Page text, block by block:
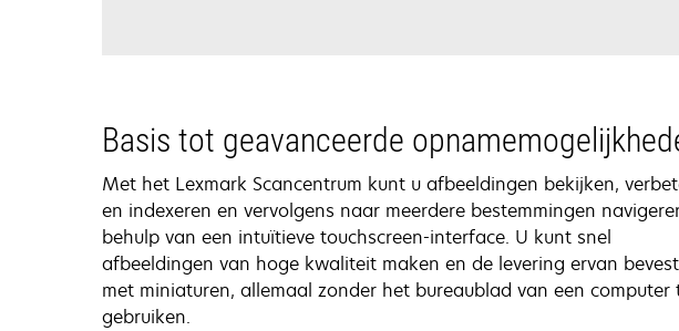
Basis tot geavanceerde
Met het Lexmark Scancentrum kunt u afbeeldingen bekijken,
en indexeren en vervolgens naar meerdere bestemmingen
behulp van een intuïtieve touchscreen-interface. U kunt snel
afbeeldingen van hoge kwaliteit maken en de levering ervan
met miniaturen, allemaal zonder het bureaublad van een computer
gebruiken.